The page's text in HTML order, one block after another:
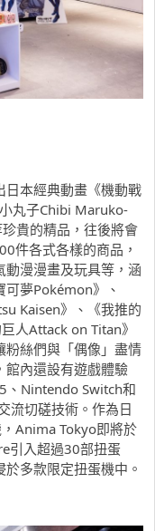
本經典動畫《機動戰
丸子Chibi Maruko-
貴的精品，往後將會
件各式各樣的商品，
漫漫畫及玩具等，涵
夢Pokémon》、
Kaisen》、《我推的
人Attack on Titan》
粉絲們與「偶像」盡情
館內還設有遊戲體驗
、Nintendo Switch和
流切磋技術。作為日
Anima Tokyo即將於
引入超過30部扭蛋
多款限定扭蛋機中。